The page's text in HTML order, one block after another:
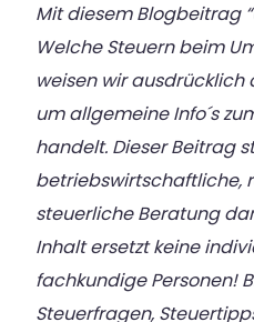
Mit diesem Blogbeitrag
Welche Steuern beim
weisen wir ausdrücklich
um allgemeine Info´s
handelt. Dieser Beitrag
betriebswirtschaftliche,
steuerliche Beratung
Inhalt ersetzt keine
fachkundige Personen!
Steuerfragen,